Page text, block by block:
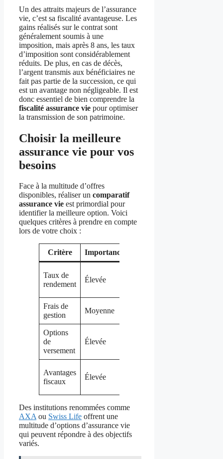
Un des attraits majeurs de l’assurance
vie, c’est sa fiscalité avantageuse. Les
gains réalisés sur le contrat sont
généralement soumis à une
imposition, mais après 8 ans, les taux
d’imposition sont considérablement
réduits. De plus, en cas de décès,
l’argent transmis aux bénéficiaires ne
fait pas partie de la succession, ce qui
est un avantage non négligeable. Il est
donc essentiel de bien comprendre la
fiscalité assurance vie pour optimiser
la transmission de son patrimoine.
Choisir la meilleure
assurance vie pour vos
besoins
Face à la multitude d’offres
disponibles, réaliser un comparatif
assurance vie est primordial pour
identifier la meilleure option. Voici
quelques critères à prendre en compte
lors de votre choix :
Critère Importance
Taux de
rendement
Élevée
Frais de
gestion
Moyenne
Options
de
versement
Élevée
Avantages
fiscaux
Élevée
Des institutions renommées comme
AXAou Swiss Life offrent une
multitude d’options d’assurance vie
qui peuvent répondre à des objectifs
variés.